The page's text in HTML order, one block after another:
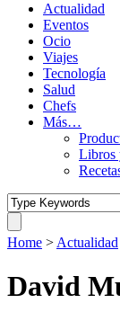
Actualidad
Eventos
Ocio
Viajes
Tecnología
Salud
Chefs
Más…
Libros
Home > Actualidad
David